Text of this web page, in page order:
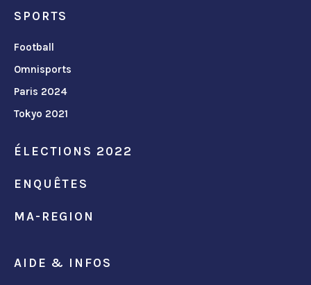
SPORTS
Football
Omnisports
Paris 2024
Tokyo 2021
ÉLECTIONS 2022
ENQUÊTES
MA-REGION
AIDE & INFOS